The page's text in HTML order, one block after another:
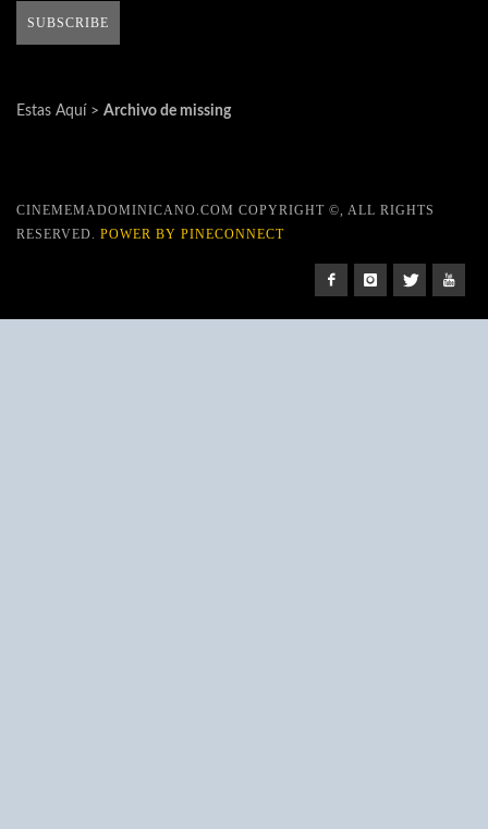
Estas Aquí > Archivo de missing
CINEMEMADOMINICANO.COM COPYRIGHT ©, ALL RIGHTS
RESERVED. POWER BY PINECONNECT